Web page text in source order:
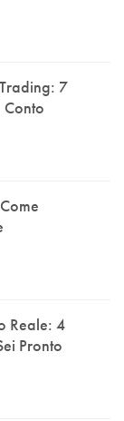
7
Reale: 4
Pronto